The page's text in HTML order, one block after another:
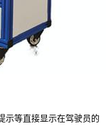
示等直接显示在驾驶员的